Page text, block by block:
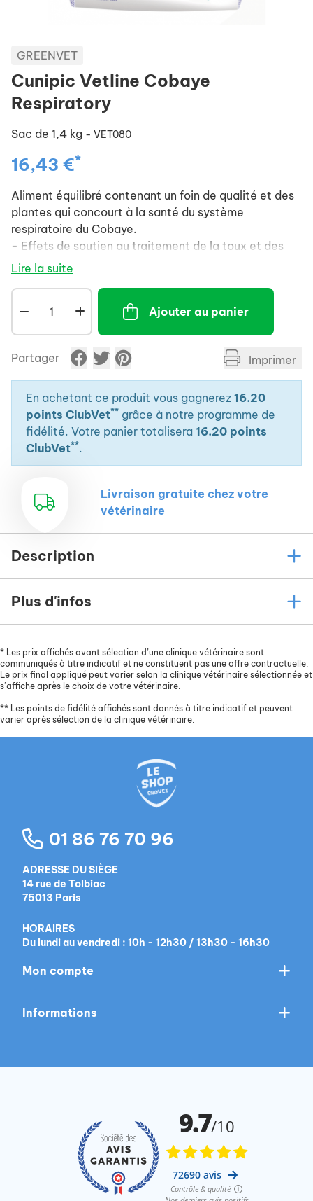
GREENVET
Cunipic Vetline Cobaye
Respiratory
Sac de 1,4 kg - VET080
16,43 €*
Aliment équilibré contenant un foin de qualité et des
plantes qui concourt à la santé du système
respiratoire du Cobaye.
- Effets de soutien au traitement de la toux et des
inflammations du système respiratoire.
- La sélection, la qualité et la fraîcheur des plantes
et composants participent à l'appétence.
Lire la suite
Ajouter au panier
Partager Imprimer
En achetant ce produit vous gagnerez 16.20
points ClubVet** grâce à notre programme de
fidélité. Votre panier totalisera 16.20 points
ClubVet**.
Livraison gratuite chez votre
vétérinaire
Description
Plus d'infos
* Les prix affichés avant sélection d’une clinique vétérinaire sont
communiqués à titre indicatif et ne constituent pas une offre contractuelle.
Le prix final appliqué peut varier selon la clinique vétérinaire sélectionnée et
s’affiche après le choix de votre vétérinaire.
** Les points de fidélité affichés sont donnés à titre indicatif et peuvent
varier après sélection de la clinique vétérinaire.
01 86 76 70 96
ADRESSE DU SIÈGE
14 rue de Tolbiac
75013 Paris
HORAIRES
Du lundi au vendredi : 10h - 12h30 / 13h30 - 16h30
Mon compte
Informations